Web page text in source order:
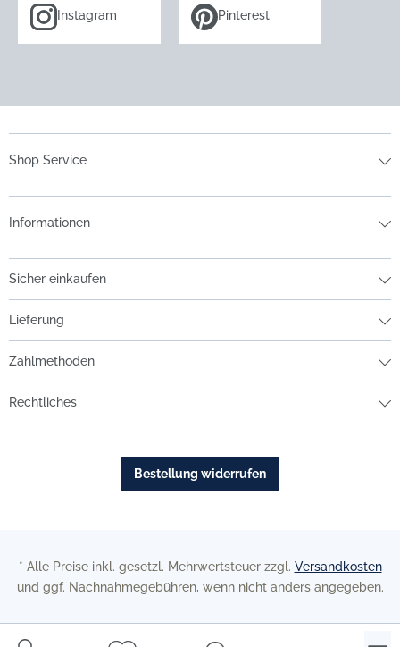
Instagram Pinterest
Shop Service
Informationen
Sicher einkaufen
Lieferung
Zahlmethoden
Rechtliches
Bestellung widerrufen
* Alle Preise inkl. gesetzl. Mehrwertsteuer zzgl. Versandkosten
und ggf. Nachnahmegebühren, wenn nicht anders angegeben.